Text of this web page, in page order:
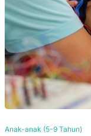
Anak-anak (5-9 Tahun)